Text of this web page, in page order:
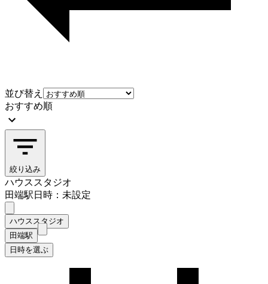
並び替え
おすすめ順
絞り込み
ハウススタジオ
田端駅日時：未設定
ハウススタジオ
田端駅
日時を選ぶ